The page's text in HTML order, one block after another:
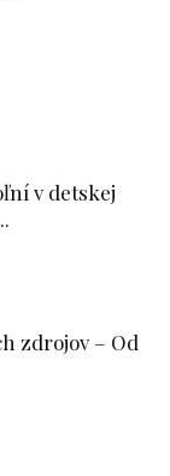
v detskej
zdrojov – Od